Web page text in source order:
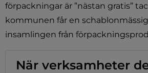
förpackningar är ”nästan gratis”
kommunen får en
insamlingen från
När verksamheter